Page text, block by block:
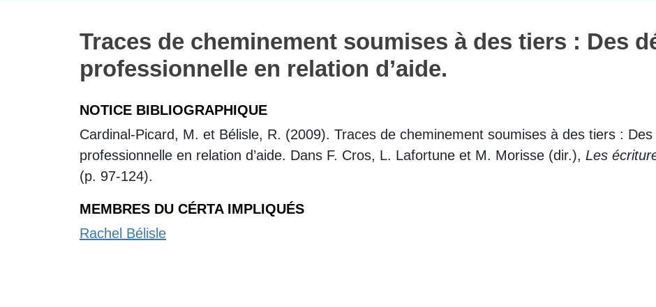
Traces de cheminement soumises à des tiers : Des
professionnelle en relation d’aide.
NOTICE BIBLIOGRAPHIQUE
Cardinal-Picard, M. et Bélisle, R. (2009). Traces de cheminement soumises à des tiers : Des
professionnelle en relation d’aide. Dans F. Cros, L. Lafortune et M. Morisse (dir.), Les
(p. 97-124).
MEMBRES DU CÉRTA IMPLIQUÉS
Rachel Bélisle